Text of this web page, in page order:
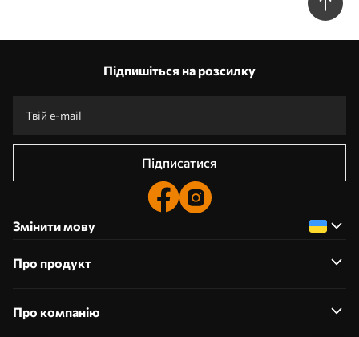
Підпишіться на розсилку
Підписатися
Змінити мову
Про продукт
Про компанію